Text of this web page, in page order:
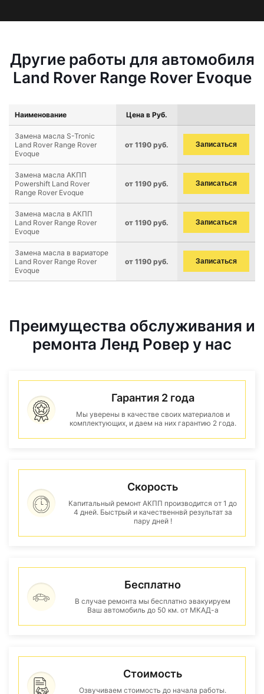
Другие работы для автомобиля
Land Rover Range Rover Evoque
Наименование Цена в Руб.
Замена масла S-Tronic
Land Rover Range Rover
Evoque
от 1190 руб. Записаться
Замена масла АКПП
Powershift Land Rover
Range Rover Evoque
от 1190 руб. Записаться
Замена масла в АКПП
Land Rover Range Rover
Evoque
от 1190 руб. Записаться
Замена масла в вариаторе
Land Rover Range Rover
Evoque
от 1190 руб. Записаться
Преимущества обслуживания и
ремонта Ленд Ровер у нас
Гарантия 2 года
Мы уверены в качестве своих материалов и
комплектующих, и даем на них гарантию 2 года.
Скорость
Капитальный ремонт АКПП производится от 1 до
4 дней. Быстрый и качественнвй результат за
пару дней !
Бесплатно
В случае ремонта мы бесплатно эвакуируем
Ваш автомобиль до 50 км. от МКАД-а
Стоимость
Озвучиваем стоимость до начала работы.